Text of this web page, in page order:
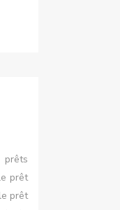
prêt
prêt